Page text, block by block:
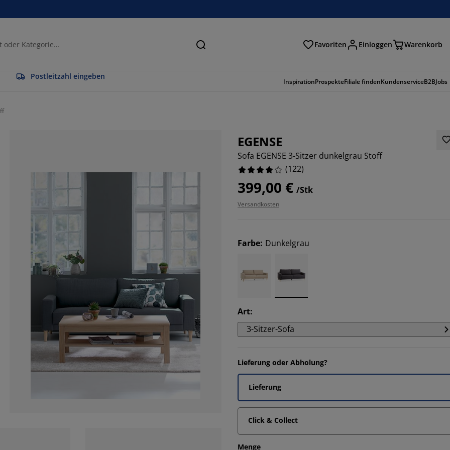
Suchen Favoriten Einloggen Warenkorb
Postleitzahl eingeben
InspirationProspekteFiliale findenKundenserviceB2BJobs
EGENSE
Sofa EGENSE 3-Sitzer dunkelgrau Stoff
(122)
399,00 € /Stk
Versandkosten
Farbe: Dunkelgrau
Art:
3-Sitzer-Sofa
Lieferung oder Abholung?
Lieferung
Click & Collect
Menge
51.63934426229508%
26.229508196721312%
7.377049180327869%
2.459016393442623%
12.295081967213115%